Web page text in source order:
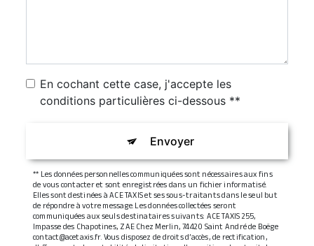
En cochant cette case, j'accepte les
conditions particulières ci-dessous **
Envoyer
** Les données personnelles communiquées sont nécessaires aux fins
de vous contacter et sont enregistrées dans un fichier informatisé.
Elles sont destinées à ACE TAXIS et ses sous-traitants dans le seul but
de répondre à votre message. Les données collectées seront
communiquées aux seuls destinataires suivants: ACE TAXIS 255,
Impasse des Chapotines, ZAE Chez Merlin, 74420 Saint André de Boëge
contact@acetaxis.fr. Vous disposez de droits d’accès, de rectification,